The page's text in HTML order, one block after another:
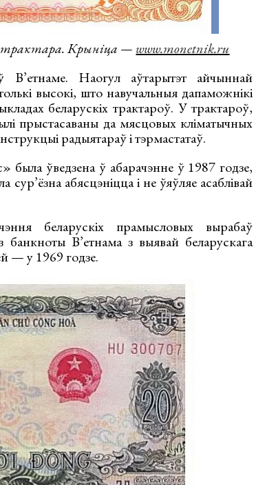
трактара. Крыніца — www.monetnik.ru
Наогул аўтарытэт айчыннай
высокі, што навучальныя дапаможнікі
беларускіх трактароў. У трактароў,
прыстасаваны да мясцовых кліматычных
радыятараў і тэрмастатаў.
была ўведзена ў абарачэнне ў 1987 годзе,
абясцэніцца і не ўяўляе асаблівай
беларускіх прамысловых вырабаў
В’етнама з выявай беларускага
— у 1969 годзе.